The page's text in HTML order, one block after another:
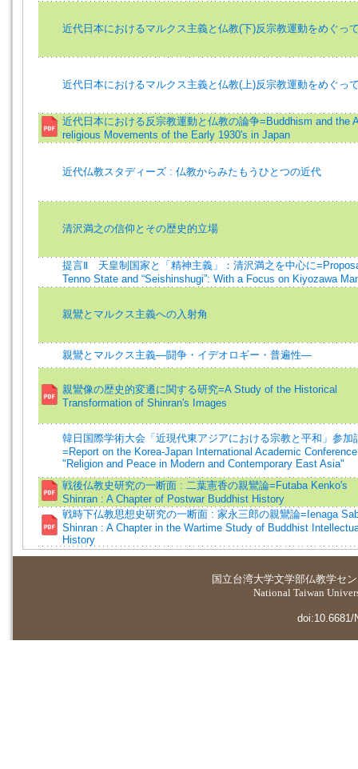
近代日本におけるマルクス主義と仏教(下)反宗教運動をめぐっ
近代日本におけるマルクス主義と仏教(上)反宗教運動をめぐっ
近代日本における反宗教運動と仏教の論争=Buddhism and the
religious Movements of the Early 1930's in Japan
近代仏教スタディーズ : 仏教からみたもうひとつの近代
清沢満之の信仰とその歴史的立場
提言Ⅱ 天皇制国家と「精神主義」：清沢満之を中心に
Tenno State and “Seishinshugi”: With a Focus on Kiyozawa
親鸞とマルクス主義への入射角
親鸞とマルクス主義―闘争・イデオロギー・普遍性―
親鸞像の歴史的変遷に関する研究=A Study of the Historical
Transformation of Shinran's Images
韓日国際学術大会「近現代東アジアにおける宗教と平和」参加
=Report on the Korea-Japan International Academic
"Religion and Peace in Modern and Contemporary East Asia"
戦後仏教史研究の一断面 : 二葉憲香の親鸞論=Futaba Kenko's
Shinran : A Chapter of Postwar Buddhist History
戦時下仏教思想史研究の一断面 : 家永三郎の親鸞論=Ienaga
Shinran : A Chapter in the Wartime Study of Buddhist
History
国立台湾大学文学部仏教学セ
National Taiwan
doi:10.6681/